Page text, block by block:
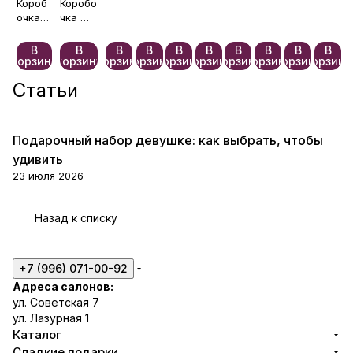
«Шед
Короб
очка
беспл
атно🎀
В
корзину
нание
Коробо
чка —
тно🎀
В
корзину
В
корзину
В
корзину
В
корзину
В
корзину
В
корзину
В
корзину
В
корзину
В
корзину
Статьи
Сладкие подарки
Подарочный набор девушке: как выбрать, чтобы
удивить
23 июля 2026
Назад к списку
+7 (996) 071-00-92
Адреса салонов:
ул. Советская 7
ул. Лазурная 1
Каталог